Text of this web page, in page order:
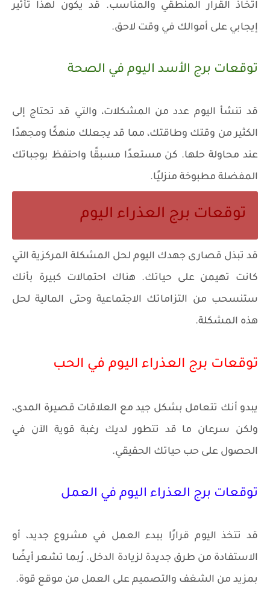
اتخاذ القرار المنطقي والمناسب. قد يكون لهذا تأثير
إيجابي على أموالك في وقت لاحق.
توقعات برج الأسد اليوم في الصحة
قد تنشأ اليوم عدد من المشكلات، والتي قد تحتاج إلى
الكثير من وقتك وطاقتك، مما قد يجعلك منهكًا ومجهدًا
عند محاولة حلها. كن مستعدًا مسبقًا واحتفظ بوجباتك
المفضلة مطبوخة منزليًا.
توقعات برج العذراء اليوم
قد تبذل قصارى جهدك اليوم لحل المشكلة المركزية التي
كانت تهيمن على حياتك. هناك احتمالات كبيرة بأنك
ستنسحب من التزاماتك الاجتماعية وحتى المالية لحل
هذه المشكلة.
توقعات برج العذراء اليوم في الحب
يبدو أنك تتعامل بشكل جيد مع العلاقات قصيرة المدى،
ولكن سرعان ما قد تتطور لديك رغبة قوية الآن في
الحصول على حب حياتك الحقيقي.
توقعات برج العذراء اليوم في العمل
قد تتخذ اليوم قرارًا ببدء العمل في مشروع جديد، أو
الاستفادة من طرق جديدة لزيادة الدخل. رُبما تشعر أيضًا
بمزيد من الشغف والتصميم على العمل من موقع قوة.